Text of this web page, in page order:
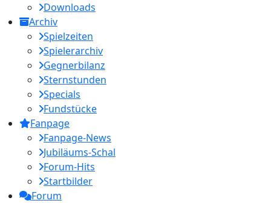
Downloads
Archiv
Spielzeiten
Spielerarchiv
Gegnerbilanz
Sternstunden
Specials
Fundstücke
Fanpage
Fanpage-News
Jubiläums-Schal
Forum-Hits
Startbilder
Forum